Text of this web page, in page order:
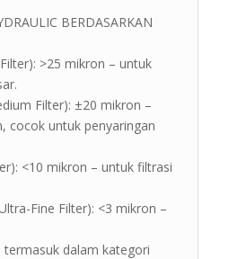
BERDASARKAN
>25 mikron – untuk
Filter): ±20 mikron –
cocok untuk penyaringan
<10 mikron – untuk filtrasi
Fine Filter): <3 mikron –
termasuk dalam kategori